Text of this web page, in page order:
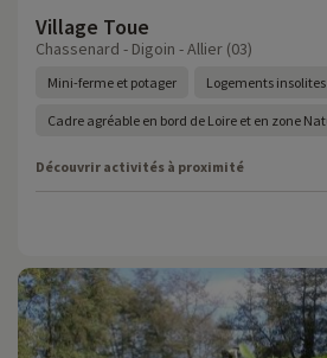
Village Toue
Chassenard - Digoin - Allier (03)
Mini-ferme et potager Logements insolites
Cadre agréable en bord de Loire et en zone
Découvrir activités à proximité